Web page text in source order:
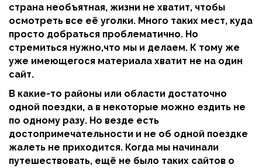
страна необъятная, жизни не хватит, чтобы
осмотреть все её уголки. Много таких мест, куда
просто добраться проблематично. Но
стремиться нужно,что мы и делаем. К тому же
уже имеющегося материала хватит не на один
сайт.
В какие-то районы или области достаточно
одной поездки, а в некоторые можно ездить не
по одному разу. Но везде есть
достопримечательности и не об одной поездке
жалеть не приходится. Когда мы начинали
путешествовать, ещё не было таких сайтов о